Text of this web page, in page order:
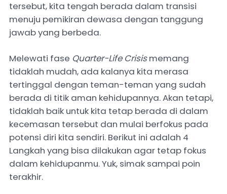
tersebut, kita tengah berada dalam transisi
menuju pemikiran dewasa dengan tanggung
jawab yang berbeda.
Melewati fase Quarter-Life Crisismemang
tidaklah mudah, ada kalanya kita merasa
tertinggal dengan teman-teman yang sudah
berada di titik aman kehidupannya. Akan tetapi,
tidaklah baik untuk kita tetap berada di dalam
kecemasan tersebut dan mulai berfokus pada
potensi diri kita sendiri. Berikut ini adalah 4
Langkah yang bisa dilakukan agar tetap fokus
dalam kehidupanmu. Yuk, simak sampai poin
terakhir.